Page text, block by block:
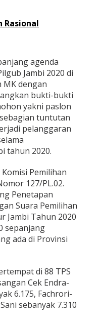
Rasional
agenda
Jambi 2020 di
MK dengan
bukti-bukti
yakni paslon
tuntutan
pelanggaran
tahun 2020.
Pemilihan
127/PL.02.
Penetapan
Suara Pemilihan
Jambi Tahun 2020
sepanjang
ada di Provinsi
di 88 TPS
Cek Endra-
6.175, Fachrori-
sebanyak 7.310